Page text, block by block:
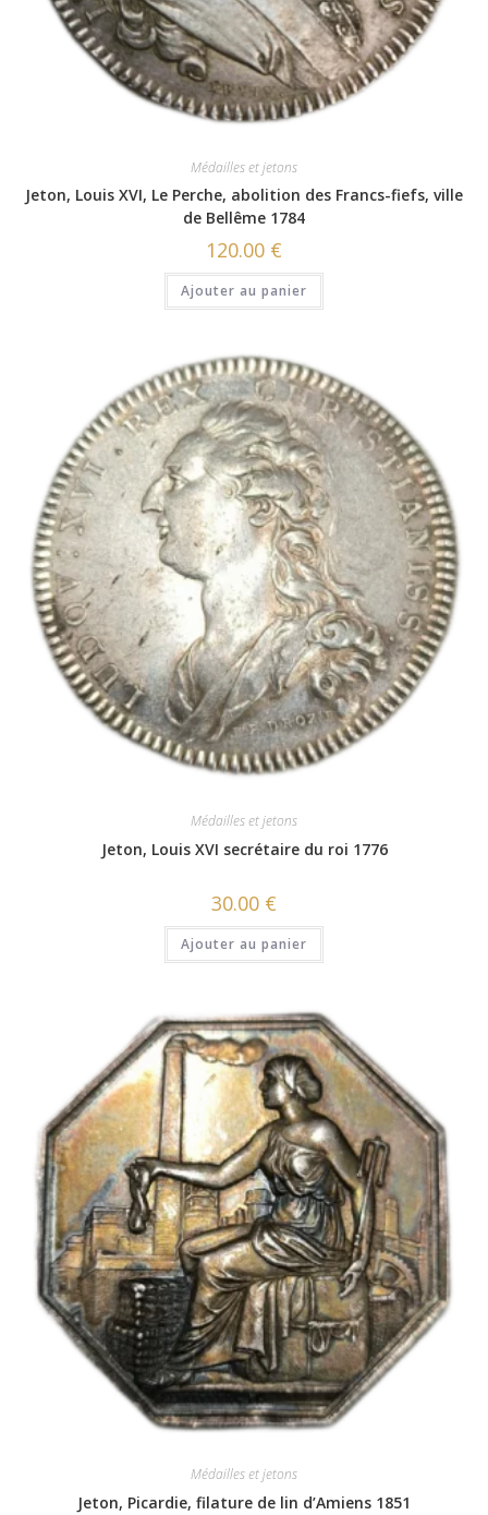
Médailles et jetons
Jeton, Louis XVI, Le Perche, abolition des Francs-fiefs, ville
de Bellême 1784
120.00 €
Ajouter au panier
Médailles et jetons
Jeton, Louis XVI secrétaire du roi 1776
30.00 €
Ajouter au panier
Médailles et jetons
Jeton, Picardie, filature de lin d’Amiens 1851